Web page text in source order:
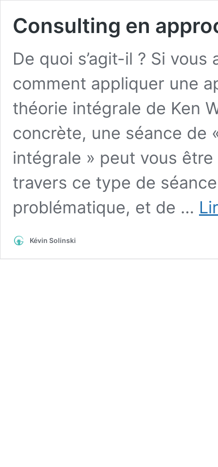
Consulting en
De quoi s’agit-il ? Si
comment appliquer une
théorie intégrale de Ken
concrète, une séance de
intégrale » peut vous
travers ce type de
problématique, et de …
Kévin Solinski